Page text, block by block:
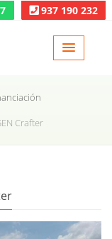
937 190 232
Crafter